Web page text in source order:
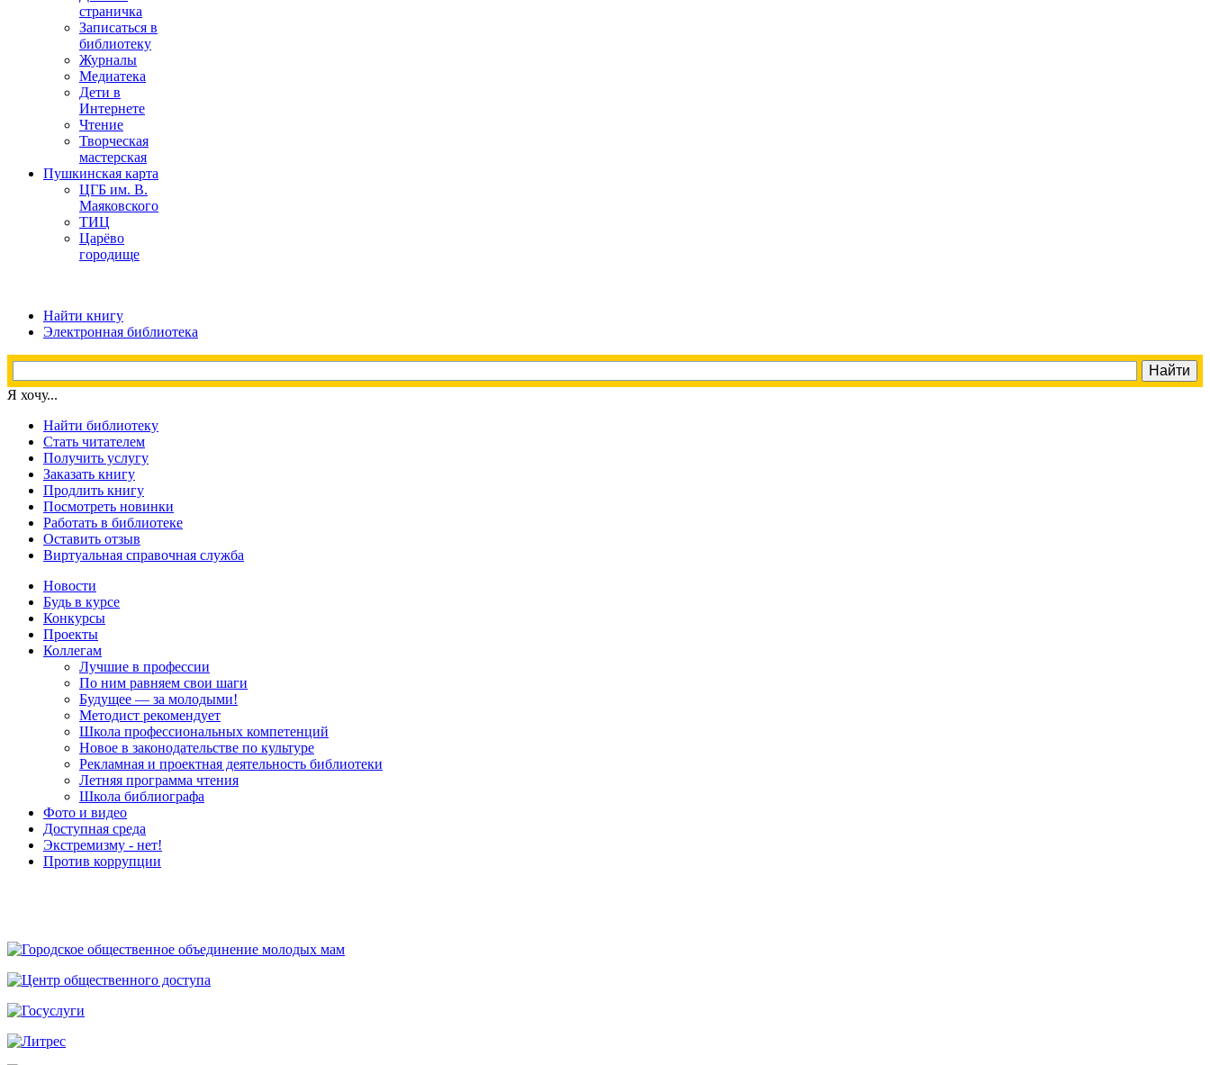
страничка
Записаться в
библиотеку
Журналы
Медиатека
Дети в
Интернете
Чтение
Творческая
мастерская
Пушкинская карта
ЦГБ им. В.
Маяковского
ТИЦ
Царёво
городище
Найти книгу
Электронная библиотека
Я хочу...
Найти библиотеку
Стать читателем
Получить услугу
Заказать книгу
Продлить книгу
Посмотреть новинки
Работать в библиотеке
Оставить отзыв
Виртуальная справочная служба
Новости
Будь в курсе
Конкурсы
Проекты
Коллегам
Лучшие в профессии
По ним равняем свои шаги
Будущее — за молодыми!
Методист рекомендует
Школа профессиональных компетенций
Новое в законодательстве по культуре
Рекламная и проектная деятельность библиотеки
Летняя программа чтения
Школа библиографа
Фото и видео
Доступная среда
Экстремизму - нет!
Против коррупции